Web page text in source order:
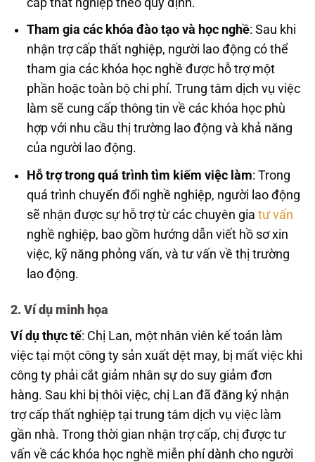
Tham gia các khóa đào tạo và học nghề: Sau khi
nhận trợ cấp thất nghiệp, người lao động có thể
tham gia các khóa học nghề được hỗ trợ một
phần hoặc toàn bộ chi phí. Trung tâm dịch vụ việc
làm sẽ cung cấp thông tin về các khóa học phù
hợp với nhu cầu thị trường lao động và khả năng
của người lao động.
Hỗ trợ trong quá trình tìm kiếm việc làm: Trong
quá trình chuyển đổi nghề nghiệp, người lao động
sẽ nhận được sự hỗ trợ từ các chuyên gia tư vấn
nghề nghiệp, bao gồm hướng dẫn viết hồ sơ xin
việc, kỹ năng phỏng vấn, và tư vấn về thị trường
lao động.
2. Ví dụ minh họa
Ví dụ thực tế: Chị Lan, một nhân viên kế toán làm
việc tại một công ty sản xuất dệt may, bị mất việc khi
công ty phải cắt giảm nhân sự do suy giảm đơn
hàng. Sau khi bị thôi việc, chị Lan đã đăng ký nhận
trợ cấp thất nghiệp tại trung tâm dịch vụ việc làm
gần nhà. Trong thời gian nhận trợ cấp, chị được tư
vấn về các khóa học nghề miễn phí dành cho người